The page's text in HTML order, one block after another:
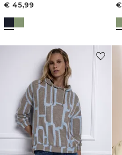
€ 45,99
€